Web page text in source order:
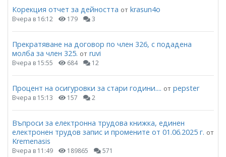
Корекция отчет за дейността от krasun4o
Вчера в 16:12 179 3
Прекратяване на договор по член 326, с подадена
молба за член 325. от ruvi
Вчера в 15:55 684 12
Процент на осигуровки за стари години.... от pepster
Вчера в 15:13 157 2
Въпроси за електронна трудова книжка, единен
електронен трудов запис и промените от 01.06.2025 г. от
Kremenasis
Вчера в 11:49 189865 571